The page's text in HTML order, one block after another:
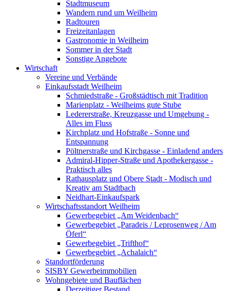
Stadtmuseum
Wandern rund um Weilheim
Radtouren
Freizeitanlagen
Gastronomie in Weilheim
Sommer in der Stadt
Sonstige Angebote
Wirtschaft
Vereine und Verbände
Einkaufsstadt Weilheim
Schmiedstraße - Großstädtisch mit Tradition
Marienplatz - Weilheims gute Stube
Ledererstraße, Kreuzgasse und Umgebung -
Alles im Fluss
Kirchplatz und Hofstraße - Sonne und
Entspannung
Pöltnerstraße und Kirchgasse - Einladend anders
Admiral-Hipper-Straße und Apothekergasse -
Praktisch alles
Rathausplatz und Obere Stadt - Modisch und
Kreativ am Stadtbach
Neidhart-Einkaufspark
Wirtschaftsstandort Weilheim
Gewerbegebiet „Am Weidenbach“
Gewerbegebiet „Paradeis / Leprosenweg / Am
Öferl“
Gewerbegebiet „Trifthof“
Gewerbegebiet „Achalaich“
Standortförderung
SISBY Gewerbeimmobilien
Wohngebiete und Bauflächen
Derzeitiger Bestand